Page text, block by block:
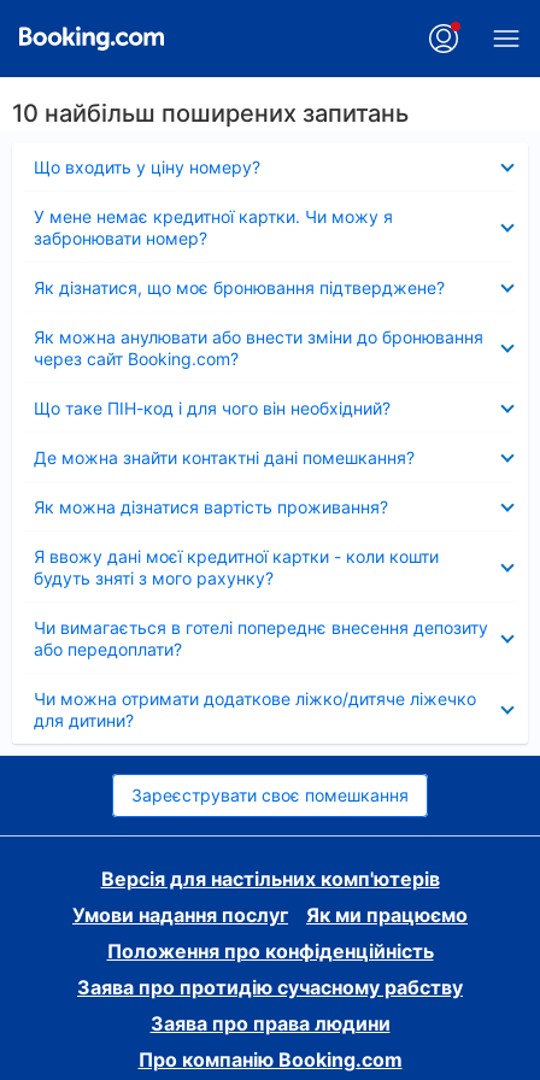
10 найбільш поширених запитань
Що входить у ціну номеру?
У мене немає кредитної картки. Чи можу я
забронювати номер?
Як дізнатися, що моє бронювання підтверджене?
Як можна анулювати або внести зміни до бронювання
через сайт Booking.com?
Що таке ПІН-код і для чого він необхідний?
Де можна знайти контактні дані помешкання?
Як можна дізнатися вартість проживання?
Я ввожу дані моєї кредитної картки - коли кошти
будуть зняті з мого рахунку?
Чи вимагається в готелі попереднє внесення депозиту
або передоплати?
Чи можна отримати додаткове ліжко/дитяче ліжечко
для дитини?
Зареєструвати своє помешкання
Версія для настільних комп'ютерів
Умови надання послуг
Як ми працюємо
Положення про конфіденційність
Заява про протидію сучасному рабству
Заява про права людини
Про компанію Booking.com